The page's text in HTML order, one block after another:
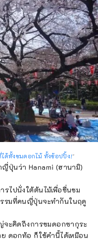
ด้ทั้งชมดอกไม้ ทั้งช้อปปิ้ง!"
ปุ่นว่า Hanami (ฮานามิ)
ไปนั่งใต้ต้นไม้เพื่อชื่นชม
รมที่คนญี่ปุ่นจะทำกันในฤดู
จะคิดถึงการชมดอกซากุระ
ดอกท้อ ก็ใช้คำนี้ได้เหมือน